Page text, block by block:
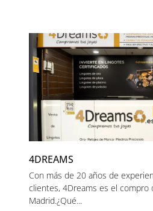
4DREAMS
Con más de 20 años de
clientes, 4Dreams es el compro
Madrid.¿Qué...